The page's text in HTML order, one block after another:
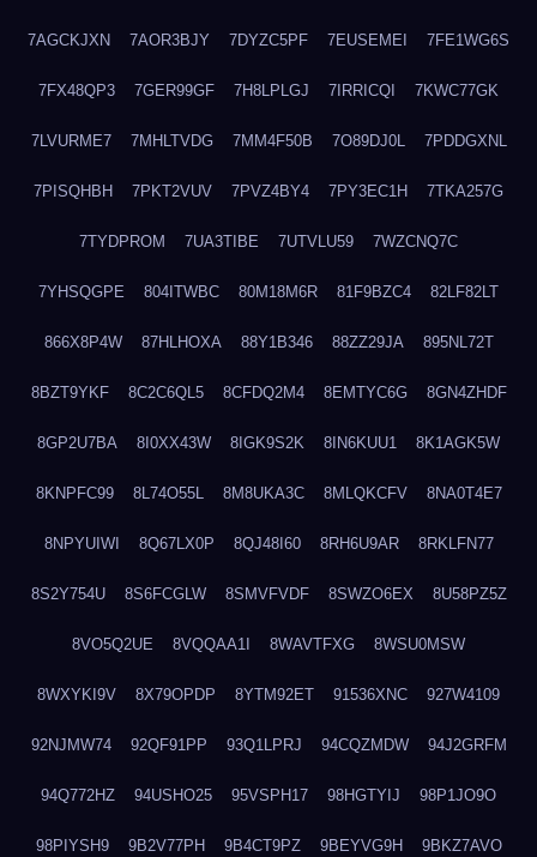
7AGCKJXN 7AOR3BJY 7DYZC5PF 7EUSEMEI 7FE1WG6S
7FX48QP3 7GER99GF 7H8LPLGJ 7IRRICQI 7KWC77GK
7LVURME7 7MHLTVDG 7MM4F50B 7O89DJ0L 7PDDGXNL
7PISQHBH 7PKT2VUV 7PVZ4BY4 7PY3EC1H 7TKA257G
7TYDPROM 7UA3TIBE 7UTVLU59 7WZCNQ7C
7YHSQGPE 804ITWBC 80M18M6R 81F9BZC4 82LF82LT
866X8P4W 87HLHOXA 88Y1B346 88ZZ29JA 895NL72T
8BZT9YKF 8C2C6QL5 8CFDQ2M4 8EMTYC6G 8GN4ZHDF
8GP2U7BA 8I0XX43W 8IGK9S2K 8IN6KUU1 8K1AGK5W
8KNPFC99 8L74O55L 8M8UKA3C 8MLQKCFV 8NA0T4E7
8NPYUIWI 8Q67LX0P 8QJ48I60 8RH6U9AR 8RKLFN77
8S2Y754U 8S6FCGLW 8SMVFVDF 8SWZO6EX 8U58PZ5Z
8VO5Q2UE 8VQQAA1I 8WAVTFXG 8WSU0MSW
8WXYKI9V 8X79OPDP 8YTM92ET 91536XNC 927W4109
92NJMW74 92QF91PP 93Q1LPRJ 94CQZMDW 94J2GRFM
94Q772HZ 94USHO25 95VSPH17 98HGTYIJ 98P1JO9O
98PIYSH9 9B2V77PH 9B4CT9PZ 9BEYVG9H 9BKZ7AVO